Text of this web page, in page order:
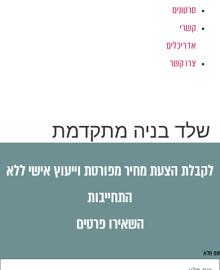
סרטונים
קשרי
אדריכלים
צרו קשר
שלד בניה מתקדמת
לקבלת הצעת מחיר מפורטת וייעוץ אישי ללא
התחייבות
השאירו פרטים
מלא